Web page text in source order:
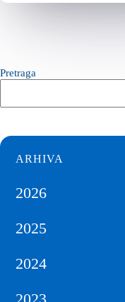
Pretraga
ARHIVA
2026
2025
2024